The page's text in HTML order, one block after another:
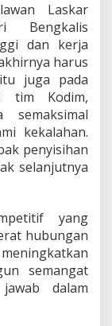
Laskar
Bengkalis
dan kerja
harus
juga pada
tim Kodim,
kekalahan.
penyisihan
selanjutnya
yang
hubungan
semangat
dalam